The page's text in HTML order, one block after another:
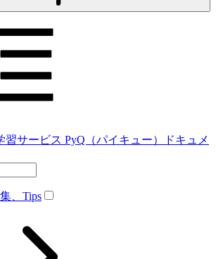
習サービス PyQ（パイキュー）ドキュメ
、Tips